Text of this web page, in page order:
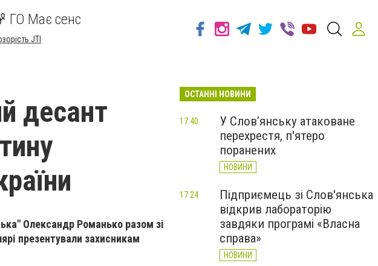
ГО Має сенс
JTI
десант
Олександр Романько разом зі
презентували захисникам
ОСТАННІ НОВИНИ
У Слов’янську атаковане
перехрестя, п'ятеро
поранених
НОВИНИ
17:40
Підприємець зі Слов'янська
відкрив лабораторію
завдяки програмі «Власна
справа»
НОВИНИ
17:24